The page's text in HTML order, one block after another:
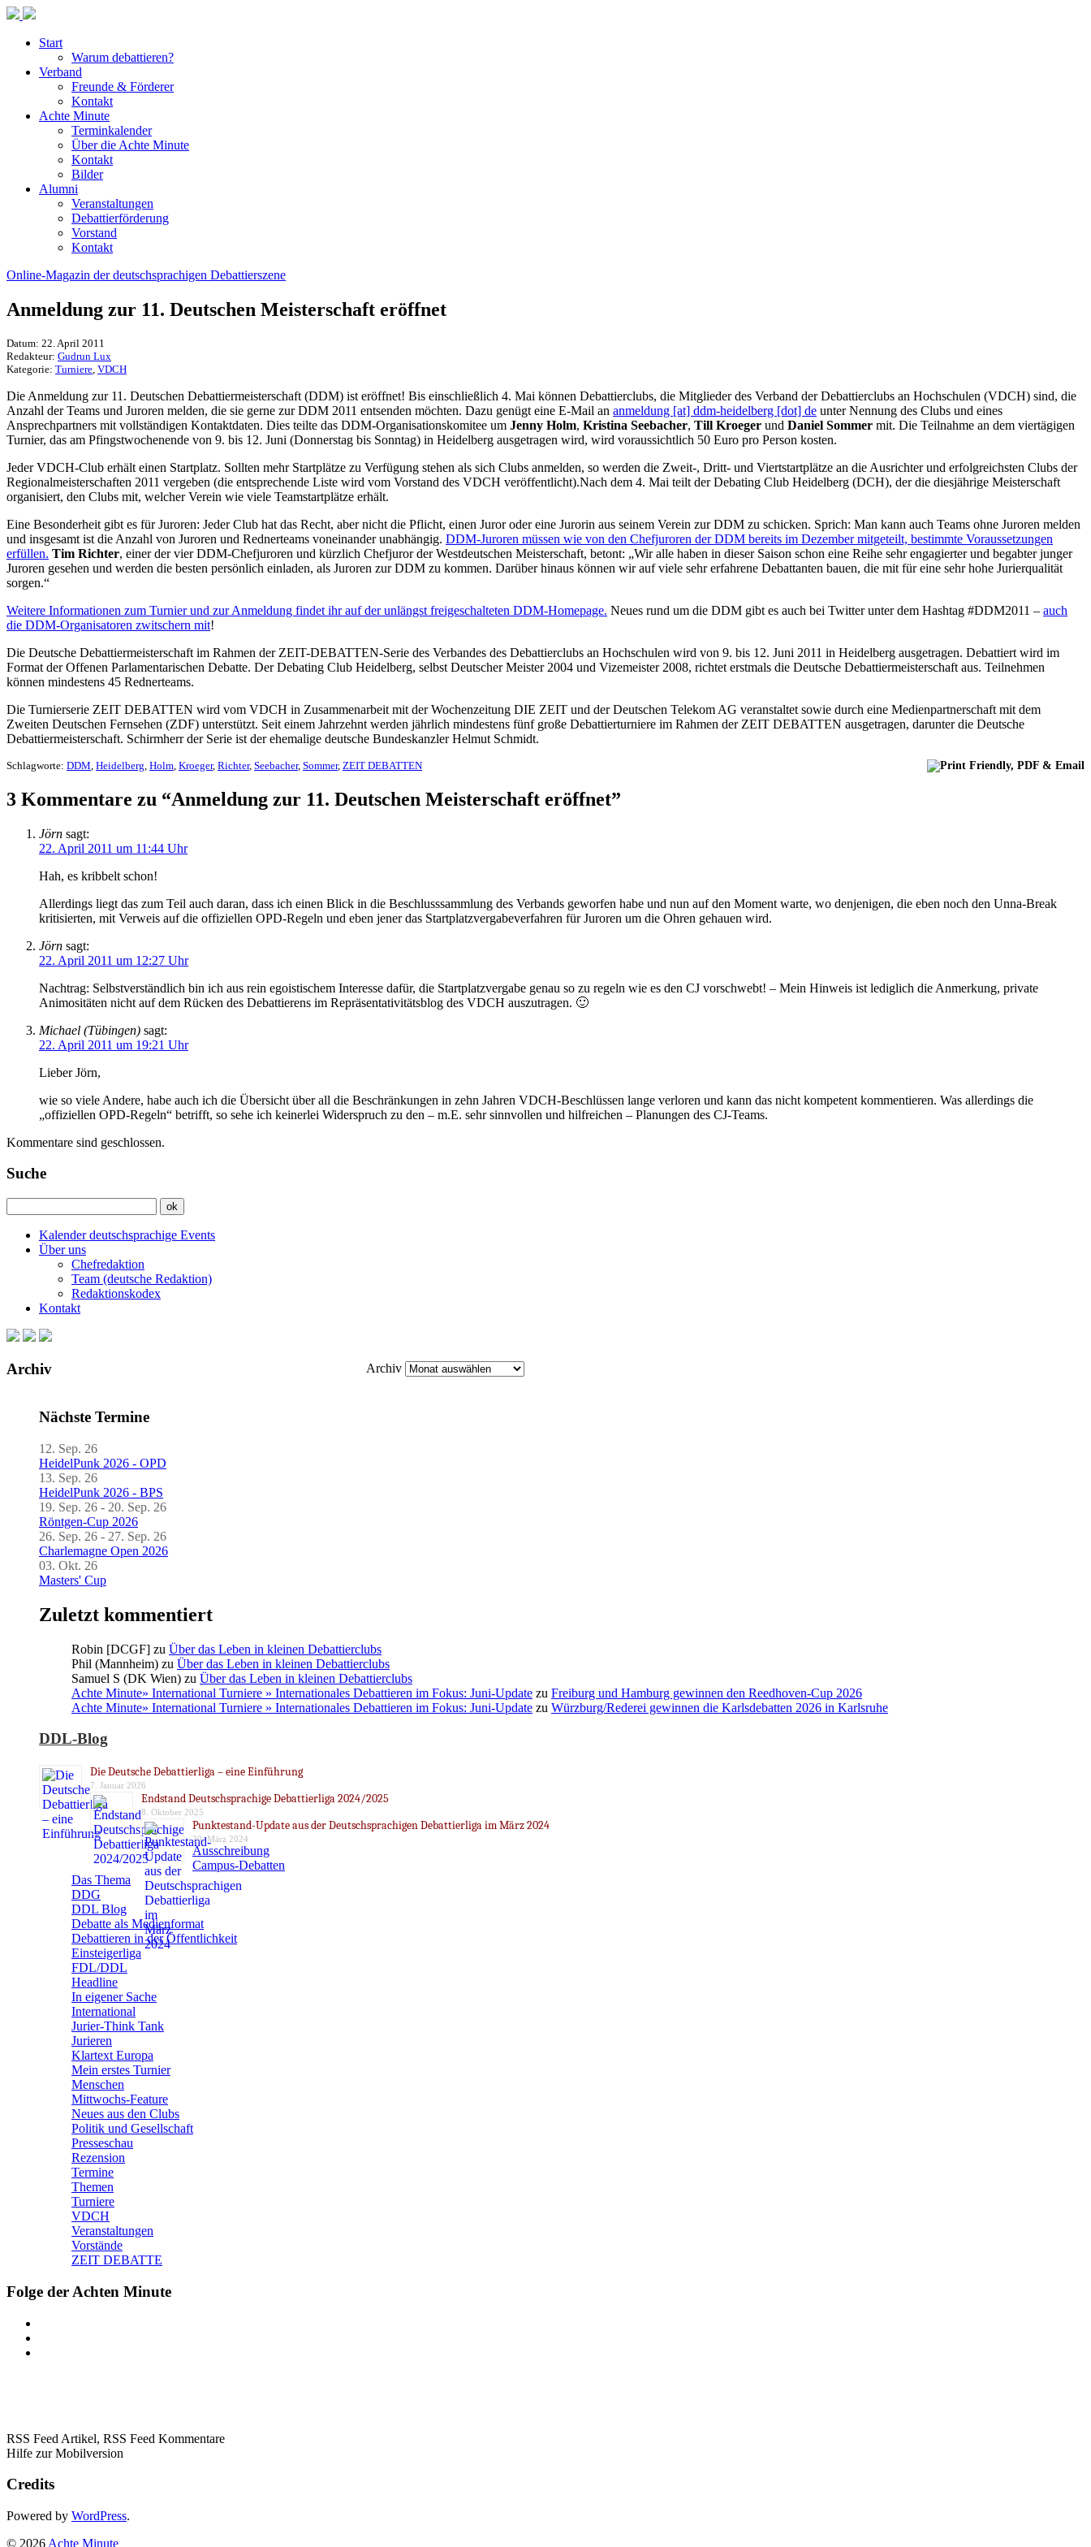
Start
Warum debattieren?
Verband
Freunde & Förderer
Kontakt
Achte Minute
Terminkalender
Über die Achte Minute
Kontakt
Bilder
Alumni
Veranstaltungen
Debattierförderung
Vorstand
Kontakt
Online-Magazin der deutschsprachigen Debattierszene
Anmeldung zur 11. Deutschen Meisterschaft eröffnet
Datum: 22. April 2011
Redakteur: Gudrun Lux
Kategorie: Turniere VDCH
Die Anmeldung zur 11. Deutschen Debattiermeisterschaft (DDM) ist eröffnet! Bis einschließlich 4. Mai können Debattierclubs, die Mitglieder des Verband der Debattierclubs an Hochschulen (VDCH) sind, die
Anzahl der Teams und Juroren melden, die sie gerne zur DDM 2011 entsenden möchten. Dazu genügt eine E-Mail an anmeldung [at] ddm-heidelberg [dot] de unter Nennung des Clubs und eines
Ansprechpartners mit vollständigen Kontaktdaten. Dies teilte das DDM-Organisationskomitee um Jenny Holm, Kristina Seebacher, Till Kroeger und Daniel Sommer mit. Die Teilnahme an dem viertägigen
Turnier, das am Pfingstwochenende von 9. bis 12. Juni (Donnerstag bis Sonntag) in Heidelberg ausgetragen wird, wird voraussichtlich 50 Euro pro Person kosten.
Jeder VDCH-Club erhält einen Startplatz. Sollten mehr Startplätze zu Verfügung stehen als sich Clubs anmelden, so werden die Zweit-, Dritt- und Viertstartplätze an die Ausrichter und erfolgreichsten Clubs der
Regionalmeisterschaften 2011 vergeben (die entsprechende Liste wird vom Vorstand des VDCH veröffentlicht).Nach dem 4. Mai teilt der Debating Club Heidelberg (DCH), der die diesjährige Meisterschaft
organisiert, den Clubs mit, welcher Verein wie viele Teamstartplätze erhält.
Eine Besonderheit gibt es für Juroren: Jeder Club hat das Recht, aber nicht die Pflicht, einen Juror oder eine Jurorin aus seinem Verein zur DDM zu schicken. Sprich: Man kann auch Teams ohne Juroren melden
und insgesamt ist die Anzahl von Juroren und Rednerteams voneinander unabhängig. DDM-Juroren müssen wie von den Chefjuroren der DDM bereits im Dezember mitgeteilt, bestimmte Voraussetzungen
erfüllen. Tim Richter, einer der vier DDM-Chefjuroren und kürzlich Chefjuror der Westdeutschen Meisterschaft, betont: „Wir alle haben in dieser Saison schon eine Reihe sehr engagierter und begabter junger
Juroren gesehen und werden die besten persönlich einladen, als Juroren zur DDM zu kommen. Darüber hinaus können wir auf viele sehr erfahrene Debattanten bauen, die mit für eine sehr hohe Jurierqualität
sorgen.“
Weitere Informationen zum Turnier und zur Anmeldung findet ihr auf der unlängst freigeschalteten DDM-Homepage. Neues rund um die DDM gibt es auch bei Twitter unter dem Hashtag #DDM2011 – auch
die DDM-Organisatoren zwitschern mit!
Die Deutsche Debattiermeisterschaft im Rahmen der ZEIT-DEBATTEN-Serie des Verbandes des Debattierclubs an Hochschulen wird von 9. bis 12. Juni 2011 in Heidelberg ausgetragen. Debattiert wird im
Format der Offenen Parlamentarischen Debatte. Der Debating Club Heidelberg, selbst Deutscher Meister 2004 und Vizemeister 2008, richtet erstmals die Deutsche Debattiermeisterschaft aus. Teilnehmen
können mindestens 45 Rednerteams.
Die Turnierserie ZEIT DEBATTEN wird vom VDCH in Zusammenarbeit mit der Wochenzeitung DIE ZEIT und der Deutschen Telekom AG veranstaltet sowie durch eine Medienpartnerschaft mit dem
Zweiten Deutschen Fernsehen (ZDF) unterstützt. Seit einem Jahrzehnt werden jährlich mindestens fünf große Debattierturniere im Rahmen der ZEIT DEBATTEN ausgetragen, darunter die Deutsche
Debattiermeisterschaft. Schirmherr der Serie ist der ehemalige deutsche Bundeskanzler Helmut Schmidt.
Schlagworte: DDM Heidelberg Holm Kroeger, Richter, Seebacher, Sommer, ZEIT DEBATTEN
3 Kommentare zu “Anmeldung zur 11. Deutschen Meisterschaft eröffnet”
Jörn sagt:
22. April 2011 um 11:44 Uhr
Hah, es kribbelt schon!
Allerdings liegt das zum Teil auch daran, dass ich einen Blick in die Beschlusssammlung des Verbands geworfen habe und nun auf den Moment warte, wo denjenigen, die eben noch den Unna-Break
kritisierten, mit Verweis auf die offiziellen OPD-Regeln und eben jener das Startplatzvergabeverfahren für Juroren um die Ohren gehauen wird.
Jörn sagt:
22. April 2011 um 12:27 Uhr
Nachtrag: Selbstverständlich bin ich aus rein egoistischem Interesse dafür, die Startplatzvergabe genau so zu regeln wie es den CJ vorschwebt! – Mein Hinweis ist lediglich die Anmerkung, private
Animositäten nicht auf dem Rücken des Debattierens im Repräsentativitätsblog des VDCH auszutragen. 🙂
Michael (Tübingen) sagt:
22. April 2011 um 19:21 Uhr
Lieber Jörn,
wie so viele Andere, habe auch ich die Übersicht über all die Beschränkungen in zehn Jahren VDCH-Beschlüssen lange verloren und kann das nicht kompetent kommentieren. Was allerdings die
„offiziellen OPD-Regeln“ betrifft, so sehe ich keinerlei Widerspruch zu den – m.E. sehr sinnvollen und hilfreichen – Planungen des CJ-Teams.
Kommentare sind geschlossen.
Suche
Kalender deutschsprachige Events
Über uns
Chefredaktion
Team (deutsche Redaktion)
Redaktionskodex
Kontakt
Archiv Archiv
Nächste Termine
12. Sep. 26
HeidelPunk 2026 - OPD
13. Sep. 26
HeidelPunk 2026 - BPS
19. Sep. 26 - 20. Sep. 26
Röntgen-Cup 2026
26. Sep. 26 - 27. Sep. 26
Charlemagne Open 2026
03. Okt. 26
Masters' Cup
Zuletzt kommentiert
Robin [DCGF] zu Über das Leben in kleinen Debattierclubs
Phil (Mannheim) zu Über das Leben in kleinen Debattierclubs
Samuel S (DK Wien) zu Über das Leben in kleinen Debattierclubs
Achte Minute» International Turniere » Internationales Debattieren im Fokus: Juni-Update zu Freiburg und Hamburg gewinnen den Reedhoven-Cup 2026
Achte Minute» International Turniere » Internationales Debattieren im Fokus: Juni-Update zu Würzburg/Rederei gewinnen die Karlsdebatten 2026 in Karlsruhe
DDL-Blog
Die Deutsche Debattierliga – eine Einführung
7. Januar 2026
Endstand Deutschsprachige Debattierliga 2024/2025
8. Oktober 2025
Punktestand-Update aus der Deutschsprachigen Debattierliga im März 2024
20. März 2024
Ausschreibung
Campus-Debatten
Das Thema
DDG
DDL Blog
Debatte als Medienformat
Debattieren in der Öffentlichkeit
Einsteigerliga
FDL/DDL
Headline
In eigener Sache
International
Jurier-Think Tank
Jurieren
Klartext Europa
Mein erstes Turnier
Menschen
Mittwochs-Feature
Neues aus den Clubs
Politik und Gesellschaft
Presseschau
Rezension
Termine
Themen
Turniere
VDCH
Veranstaltungen
Vorstände
ZEIT DEBATTE
Folge der Achten Minute
RSS Feed Artikel, RSS Feed Kommentare
Hilfe zur Mobilversion
Credits
Powered by WordPress.
© 2026 Achte Minute